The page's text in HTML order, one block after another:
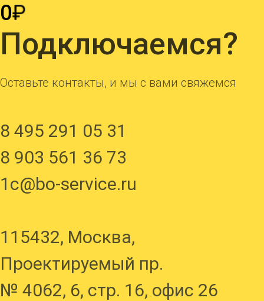
0
Подключаемся?
Оставьте контакты, и мы с вами свяжемся
8 495 291 05 31
8 903 561 36 73
1с@bo-service.ru
115432, Москва,
Проектируемый пр.
№ 4062, 6, стр. 16, офис 26